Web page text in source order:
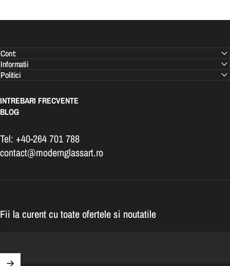
Cont:
Informatii
Politici
INTREBARI FRECVENTE
BLOG
Tel: +40-264 701 788
contact@modernglassart.ro
Fii la curent cu toate ofertele si noutatile